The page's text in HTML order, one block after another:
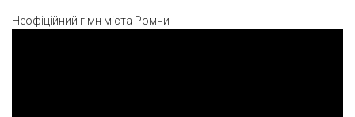
Неофіційний гімн міста Ромни